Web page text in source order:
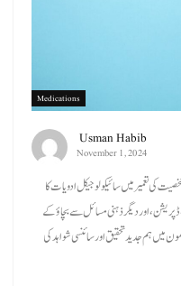
Medications
Usman Habib
November 1, 2024
کی تعمیر میں سائیکولوجیکل ادویات کا
ڈپریشن، اور دیگر ذہنی مسائل سے بچاؤ کے
میں ہم جدید تحقیق اور سائنسی شواہد کی